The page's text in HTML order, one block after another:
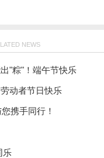
NEWS
"粽"！端午节快乐
动者节日快乐
携手同行！
乐